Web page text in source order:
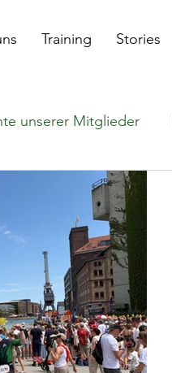
Training Stories
unserer Mitglieder